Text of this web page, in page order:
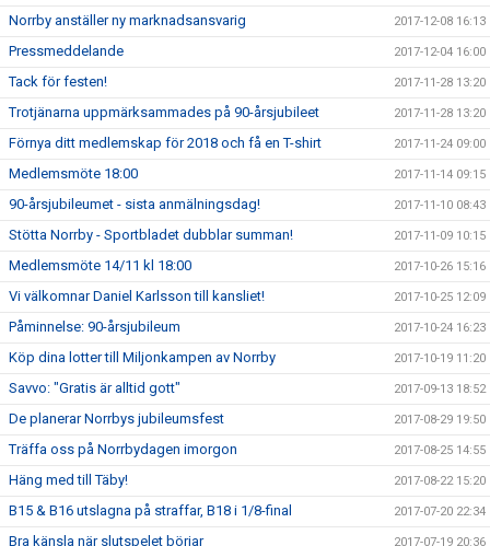
Norrby anställer ny marknadsansvarig 2017-12-08 16:13
Pressmeddelande 2017-12-04 16:00
Tack för festen! 2017-11-28 13:20
Trotjänarna uppmärksammades på 90-årsjubileet 2017-11-28 13:20
Förnya ditt medlemskap för 2018 och få en T-shirt 2017-11-24 09:00
Medlemsmöte 18:00 2017-11-14 09:15
90-årsjubileumet - sista anmälningsdag! 2017-11-10 08:43
Stötta Norrby - Sportbladet dubblar summan! 2017-11-09 10:15
Medlemsmöte 14/11 kl 18:00 2017-10-26 15:16
Vi välkomnar Daniel Karlsson till kansliet! 2017-10-25 12:09
Påminnelse: 90-årsjubileum 2017-10-24 16:23
Köp dina lotter till Miljonkampen av Norrby 2017-10-19 11:20
Savvo: "Gratis är alltid gott" 2017-09-13 18:52
De planerar Norrbys jubileumsfest 2017-08-29 19:50
Träffa oss på Norrbydagen imorgon 2017-08-25 14:55
Häng med till Täby! 2017-08-22 15:20
B15 & B16 utslagna på straffar, B18 i 1/8-final 2017-07-20 22:34
Bra känsla när slutspelet börjar 2017-07-19 20:36